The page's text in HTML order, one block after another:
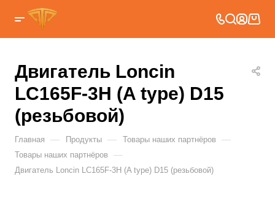
Двигатель Loncin
LC165F-3H (A type) D15
(резьбовой)
Главная — Продукты — Товары наших партнёров —
Товары наших партнёров —
Двигатель Loncin LC165F-3H (A type) D15 (резьбовой)